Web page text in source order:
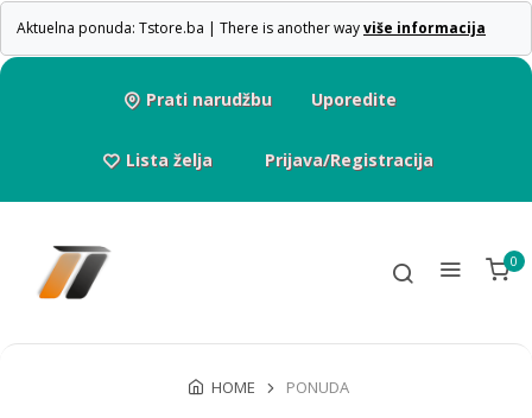
Aktuelna ponuda: Tstore.ba | There is another wayviše informacija
Prati narudžbu Uporedite
Lista želja Prijava/Registracija
0
HOME PONUDA